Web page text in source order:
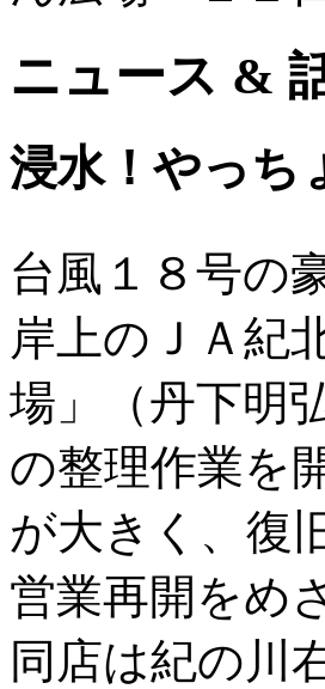
ニュース &
浸水！やっち
台風１８号の
岸上のＪＡ紀
場」（丹下明
の整理作業を
が大きく、復
営業再開をめ
同店は紀の川